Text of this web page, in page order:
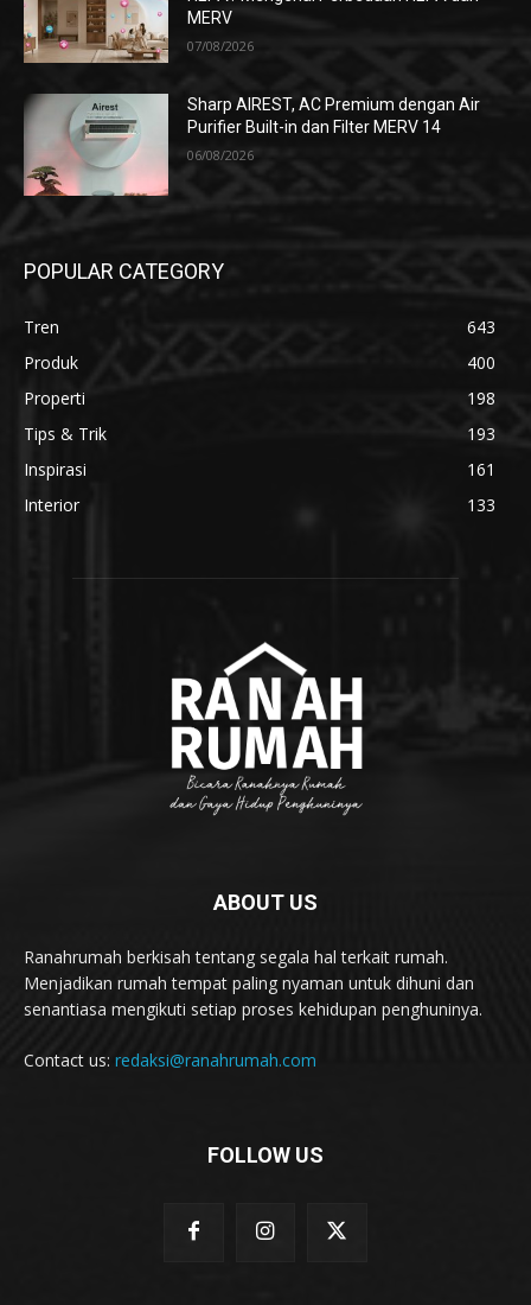
MERV
07/08/2026
Sharp AIREST, AC Premium dengan Air
Purifier Built-in dan Filter MERV 14
06/08/2026
POPULAR CATEGORY
Tren
643
Produk
400
Properti
198
Tips & Trik
193
Inspirasi
161
Interior
133
ABOUT US
Ranahrumah berkisah tentang segala hal terkait rumah.
Menjadikan rumah tempat paling nyaman untuk dihuni dan
senantiasa mengikuti setiap proses kehidupan penghuninya.
Contact us: redaksi@ranahrumah.com
FOLLOW US